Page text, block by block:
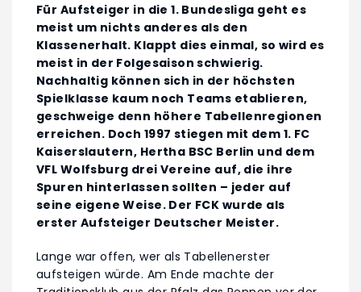
Für Aufsteiger in die 1. Bundesliga geht es
meist um nichts anderes als den
Klassenerhalt. Klappt dies einmal, so wird es
meist in der Folgesaison schwierig.
Nachhaltig können sich in der höchsten
Spielklasse kaum noch Teams etablieren,
geschweige denn höhere Tabellenregionen
erreichen. Doch 1997 stiegen mit dem 1. FC
Kaiserslautern, Hertha BSC Berlin und dem
VFL Wolfsburg drei Vereine auf, die ihre
Spuren hinterlassen sollten – jeder auf
seine eigene Weise. Der FCK wurde als
erster Aufsteiger Deutscher Meister.
Lange war offen, wer als Tabellenerster
aufsteigen würde. Am Ende machte der